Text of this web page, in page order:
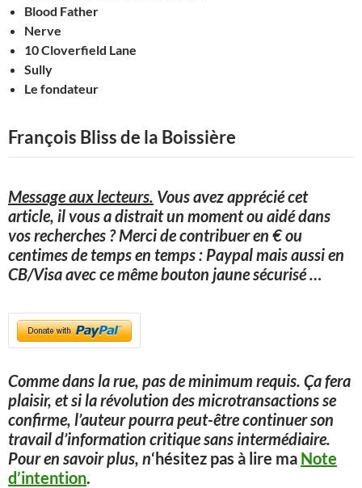
Blood Father
Nerve
10 Cloverfield Lane
Sully
Le fondateur
François Bliss de la Boissière
Message aux lecteurs. Vous avez apprécié cet
article, il vous a distrait un moment ou aidé dans
vos recherches ? Merci de contribuer en € ou
centimes de temps en temps : Paypal mais aussi en
CB/Visa avec ce même bouton jaune sécurisé…
Comme dans la rue, pas de minimum requis. Ça fera
plaisir, et si la révolution des microtransactions se
confirme, l’auteur pourra peut-être continuer son
travail d’information critique sans intermédiaire.
Pour en savoir plus, n‘hésitez pas à lire ma Note
d’intention.